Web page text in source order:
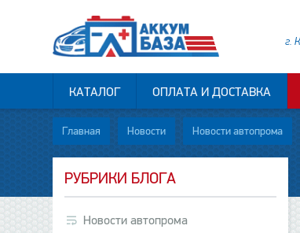
г.
КАТАЛОГ ОПЛАТА И ДОСТАВКА
Главная Новости Новости автопрома
РУБРИКИ БЛОГА
Новости автопрома